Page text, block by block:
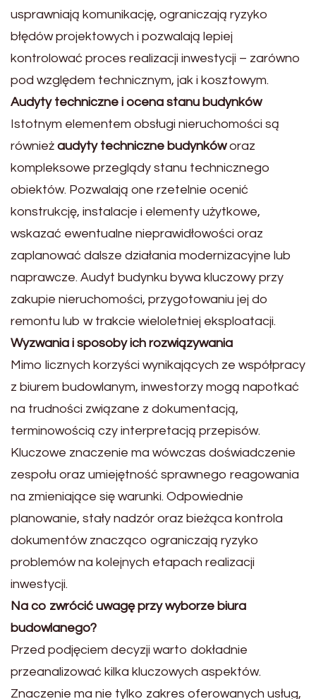
usprawniają komunikację, ograniczają ryzyko
błędów projektowych i pozwalają lepiej
kontrolować proces realizacji inwestycji – zarówno
pod względem technicznym, jak i kosztowym.
Audyty techniczne i ocena stanu budynków
Istotnym elementem obsługi nieruchomości są
również audyty techniczne budynkóworaz
kompleksowe przeglądy stanu technicznego
obiektów. Pozwalają one rzetelnie ocenić
konstrukcję, instalacje i elementy użytkowe,
wskazać ewentualne nieprawidłowości oraz
zaplanować dalsze działania modernizacyjne lub
naprawcze. Audyt budynku bywa kluczowy przy
zakupie nieruchomości, przygotowaniu jej do
remontu lub w trakcie wieloletniej eksploatacji.
Wyzwania i sposoby ich rozwiązywania
Mimo licznych korzyści wynikających ze współpracy
z biurem budowlanym, inwestorzy mogą napotkać
na trudności związane z dokumentacją,
terminowością czy interpretacją przepisów.
Kluczowe znaczenie ma wówczas doświadczenie
zespołu oraz umiejętność sprawnego reagowania
na zmieniające się warunki. Odpowiednie
planowanie, stały nadzór oraz bieżąca kontrola
dokumentów znacząco ograniczają ryzyko
problemów na kolejnych etapach realizacji
inwestycji.
Na co zwrócić uwagę przy wyborze biura
budowlanego?
Przed podjęciem decyzji warto dokładnie
przeanalizować kilka kluczowych aspektów.
Znaczenie ma nie tylko zakres oferowanych usług,